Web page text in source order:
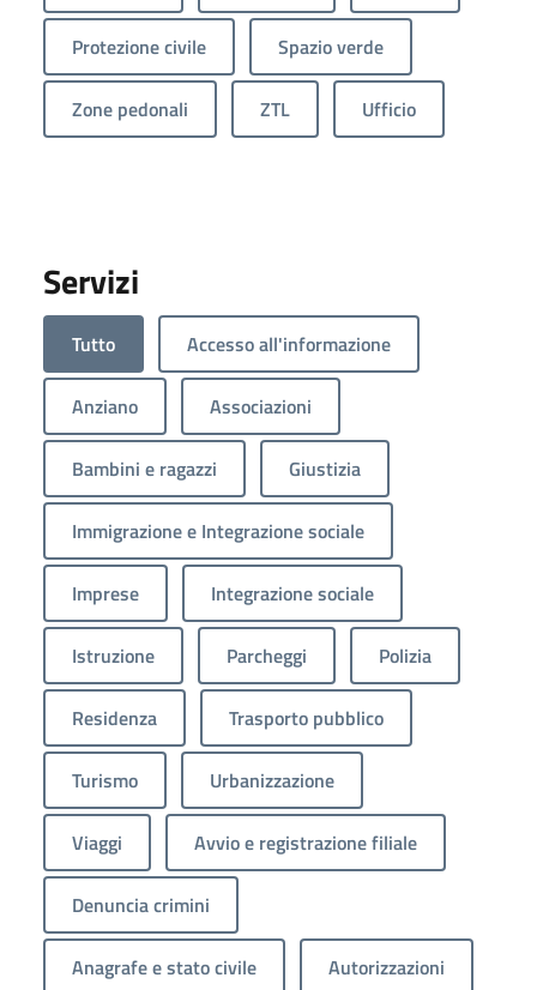
Protezione civile Spazio verde
Zone pedonali ZTL Ufficio
Servizi
Tutto Accesso all'informazione
Anziano Associazioni
Bambini e ragazzi Giustizia
Immigrazione e Integrazione sociale
Imprese Integrazione sociale
Istruzione Parcheggi Polizia
Residenza Trasporto pubblico
Turismo Urbanizzazione
Viaggi Avvio e registrazione filiale
Denuncia crimini
Anagrafe e stato civile Autorizzazioni